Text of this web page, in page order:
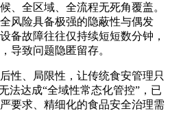
、全区域、全流程无死角覆盖。
风险具备极强的隐蔽性与偶发
备故障往往仅持续短短数分钟，
导致问题隐匿留存。
性、局限性，让传统食安管理只
法达成“全域性常态化管控”，已
要求、精细化的食品安全治理需